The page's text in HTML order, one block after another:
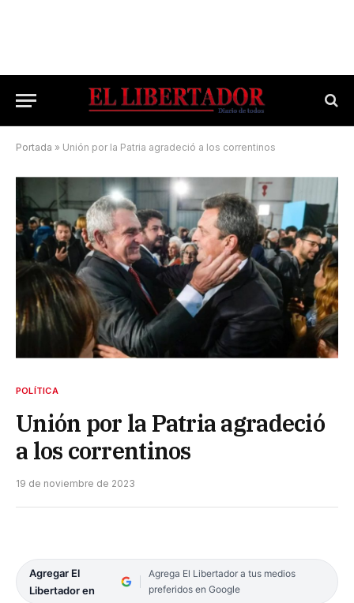
Portada » Unión por la Patria agradeció a los correntinos
POLÍTICA
Unión por la Patria agradeció
a los correntinos
19 de noviembre de 2023
Agregar El
Libertador en
Agrega El Libertador a tus medios
preferidos en Google